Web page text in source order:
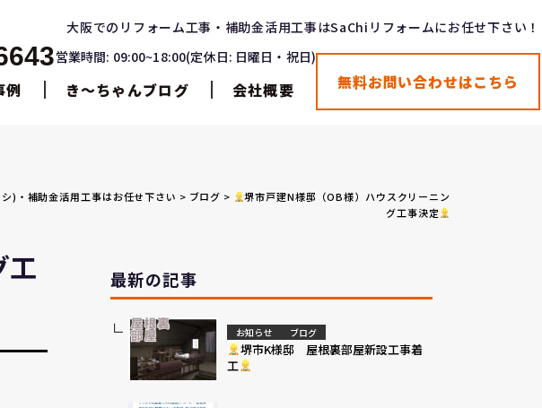
大阪でのリフォーム工事・補助金活用工事はSaChiリフォームにお任せ下さい！
営業時間: 09:00~18:00(定休日: 日曜日・祝日)
例 き〜ちゃんブログ 会社概要 無料お問い合わせはこちら
)・補助金活用工事はお任せ下さい > ブログ >
堺市戸建N様邸（OB様）ハウスクリーニン
グ工事決定
工
最新の記事
お知らせ ブログ
堺市K様邸 屋根裏部屋新設工事着
工